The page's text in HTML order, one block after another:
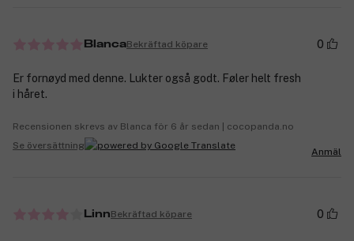
BlancaBekräftad köpare 0
Er fornøyd med denne. Lukter også godt. Føler helt fresh
i håret.
Recensionen skrevs av Blanca för 6 år sedan | cocopanda.no
Se översättning
Anmäl
LinnBekräftad köpare 0